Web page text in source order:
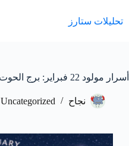
المحتوى
تحليلات ستارز
أسرار مولود 22 فبراير: برج الحوت و قوة الرقم الماستر 22 🌌
نجاح Uncategorized